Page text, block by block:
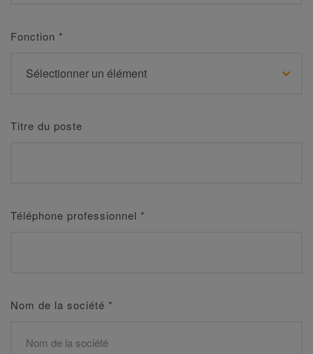
Fonction *
Titre du poste
Téléphone professionnel *
Nom de la société *